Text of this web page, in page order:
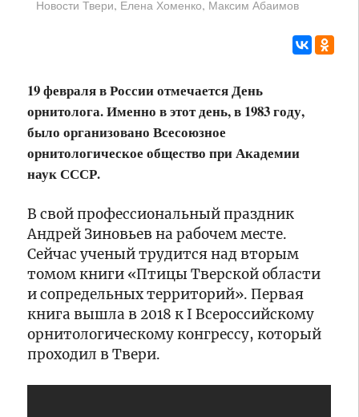
реставрация
Готовность
году
проверяют
в
Твери
20:01
В
Новоторжском
Борисоглебском
мужском
монастыре
день
престольного
праздника
состоялось
торжественное
богослужение
18:58
повысил
категорию
риска
для
25
участков
в
Зубцовском,
Калязинском
и
Старицком
Водителям
Тверской
области
напоминают
о
правилах
безопасной
17:15
Твери
Новости Твери, Елена Хоменко, Максим Абаимов
19 февраля в России отмечается День
орнитолога. Именно в этот день, в 1983 году,
было организовано Всесоюзное
орнитологическое общество при Академии
наук СССР.
В свой профессиональный праздник
Андрей Зиновьев на рабочем месте.
Сейчас ученый трудится над вторым
томом книги «Птицы Тверской области
и сопредельных территорий». Первая
книга вышла в 2018 к I Всероссийскому
орнитологическому конгрессу, который
проходил в Твери.